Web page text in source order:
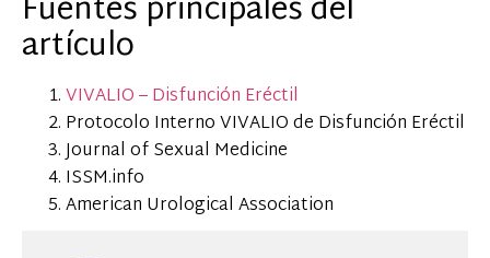
Fuentes principales del
artículo
VIVALIO – Disfunción Eréctil
Protocolo Interno VIVALIO de Disfunción Eréctil
Journal of Sexual Medicine
ISSM.info
American Urological Association